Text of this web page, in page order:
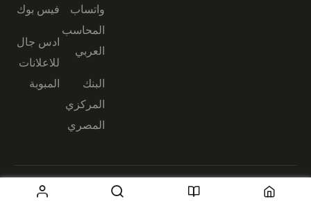
واتساب
المحاسب
العربي
البنك
المركزي
المصري
فيس بوك
ادس جال
للاعلانات
المبوبة
© جميع الحقوق محفوظة —